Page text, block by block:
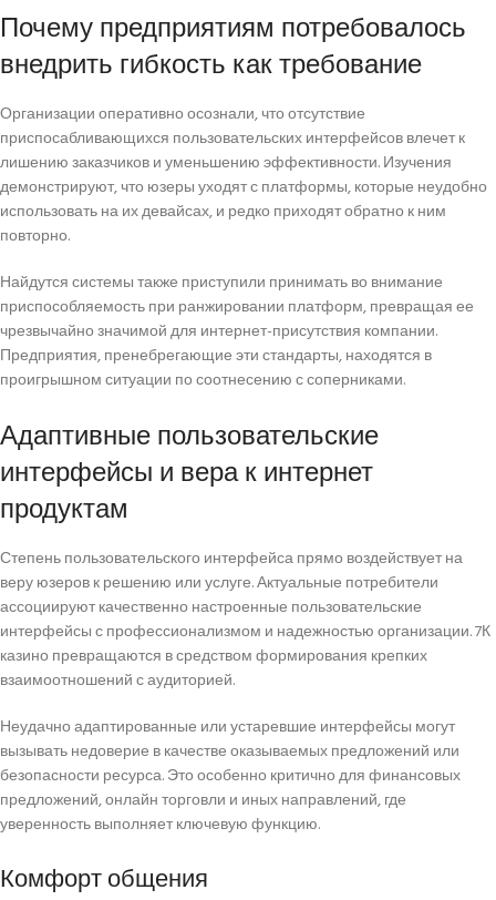
Почему предприятиям потребовалось
внедрить гибкость как требование
Организации оперативно осознали, что отсутствие
приспосабливающихся пользовательских интерфейсов влечет к
лишению заказчиков и уменьшению эффективности. Изучения
демонстрируют, что юзеры уходят с платформы, которые неудобно
использовать на их девайсах, и редко приходят обратно к ним
повторно.
Найдутся системы также приступили принимать во внимание
приспособляемость при ранжировании платформ, превращая ее
чрезвычайно значимой для интернет-присутствия компании.
Предприятия, пренебрегающие эти стандарты, находятся в
проигрышном ситуации по соотнесению с соперниками.
Адаптивные пользовательские
интерфейсы и вера к интернет
продуктам
Степень пользовательского интерфейса прямо воздействует на
веру юзеров к решению или услуге. Актуальные потребители
ассоциируют качественно настроенные пользовательские
интерфейсы с профессионализмом и надежностью организации. 7К
казино превращаются в средством формирования крепких
взаимоотношений с аудиторией.
Неудачно адаптированные или устаревшие интерфейсы могут
вызывать недоверие в качестве оказываемых предложений или
безопасности ресурса. Это особенно критично для финансовых
предложений, онлайн торговли и иных направлений, где
уверенность выполняет ключевую функцию.
Комфорт общения